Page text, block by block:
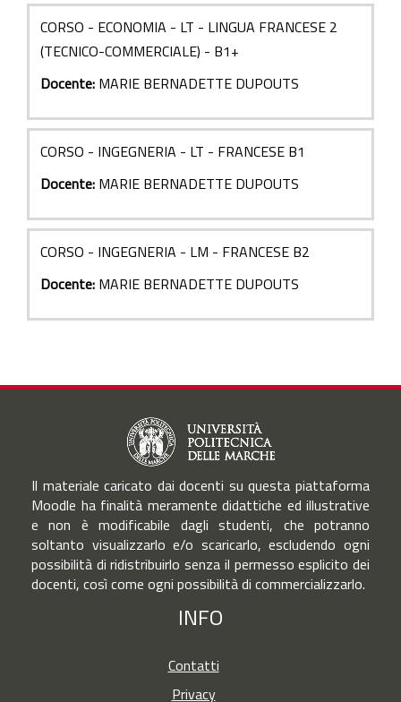
CORSO - ECONOMIA - LT - LINGUA FRANCESE 2
(TECNICO-COMMERCIALE) - B1+
Docente: MARIE BERNADETTE DUPOUTS
CORSO - INGEGNERIA - LT - FRANCESE B1
Docente: MARIE BERNADETTE DUPOUTS
CORSO - INGEGNERIA - LM - FRANCESE B2
Docente: MARIE BERNADETTE DUPOUTS
Il materiale caricato dai docenti su questa piattaforma
Moodle ha finalità meramente didattiche ed illustrative
e non è modificabile dagli studenti, che potranno
soltanto visualizzarlo e/o scaricarlo, escludendo ogni
possibilità di ridistribuirlo senza il permesso esplicito dei
docenti, così come ogni possibilità di commercializzarlo.
INFO
Contatti
Privacy